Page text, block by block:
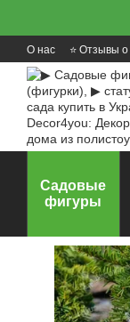
О нас ⭐ Отзывы
Садовые
фигуры